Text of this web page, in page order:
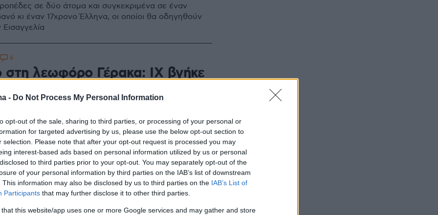
- Do Not Process My Personal Information
opt-out of the sale, sharing to third parties, or processing of your personal or
for targeted advertising by us, please use the below opt-out section to
selection. Please note that after your opt-out request is processed you may
interest-based ads based on personal information utilized by us or personal
to third parties prior to your opt-out. You may separately opt-out of the
of your personal information by third parties on the IAB’s list of downstream
This information may also be disclosed by us to third parties on the IAB’s List of
Participants that may further disclose it to other third parties.
that this website/app uses one or more Google services and may gather and store
σε δύο άτομα και συγκεκριμένα σε έναν
κι έναν 17χρονο Έλληνα, οι οποίοι θα οδηγηθούν
στη λεωφόρο Γέρακα: ΙΧ βγήκε
ρεύμα και κατέληξε μέσα
τον έλεγχο με συνέπεια το όχημα να χτυπήσει
να καταλήξει πάνω σε ένα δέντρο
6
μετά από έκρηξη, ένα
σε κεντρική πλατεία του